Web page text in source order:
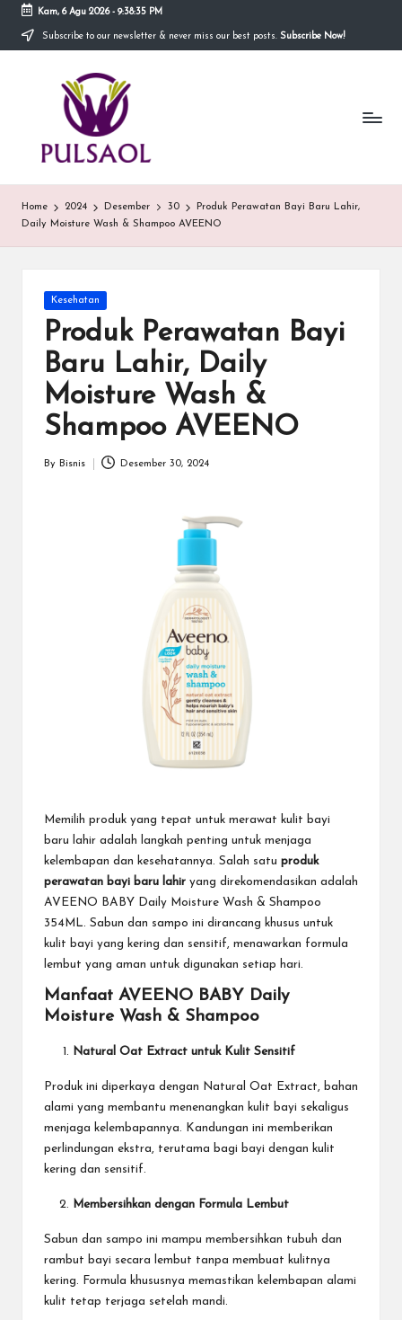
Skip
Kam, 6 Agu 2026- 9:38:35 PM
Subscribe to our newsletter & never miss our best posts. Subscribe Now!
m
a
si
menyediakan
informasi
yang
Home 2024 Desember 30
Produk Perawatan Bayi Baru Lahir,
Daily Moisture Wash & Shampoo AVEENO
Posted
in
Kesehatan
Produk Perawatan Bayi
Baru Lahir, Daily
Moisture Wash &
Shampoo AVEENO
Posted
By Bisnis Desember 30, 2024
Memilih produk yang tepat untuk merawat kulit bayi
baru lahir adalah langkah penting untuk menjaga
kelembapan dan kesehatannya. Salah satu produk
perawatan bayi baru lahir yang direkomendasikan adalah
AVEENO BABY Daily Moisture Wash & Shampoo
354ML. Sabun dan sampo ini dirancang khusus untuk
kulit bayi yang kering dan sensitif, menawarkan formula
lembut yang aman untuk digunakan setiap hari.
Manfaat AVEENO BABY Daily
Moisture Wash & Shampoo
Natural Oat Extract untuk Kulit Sensitif
Produk ini diperkaya dengan Natural Oat Extract, bahan
alami yang membantu menenangkan kulit bayi sekaligus
menjaga kelembapannya. Kandungan ini memberikan
perlindungan ekstra, terutama bagi bayi dengan kulit
kering dan sensitif.
Membersihkan dengan Formula Lembut
Sabun dan sampo ini mampu membersihkan tubuh dan
rambut bayi secara lembut tanpa membuat kulitnya
kering. Formula khususnya memastikan kelembapan alami
kulit tetap terjaga setelah mandi.